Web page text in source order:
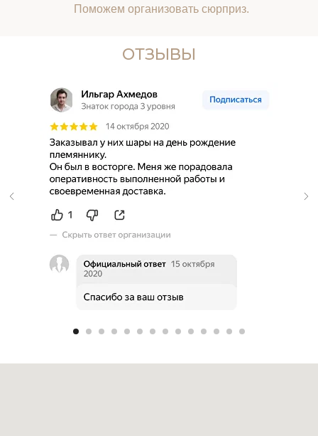
Поможем организовать сюрприз.
ОТЗЫВЫ